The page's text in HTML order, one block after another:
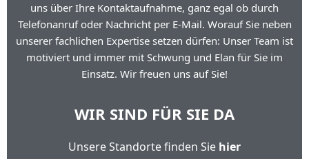
uns über Ihre Kontaktaufnahme, ganz egal ob durch
Telefonanruf oder Nachricht per E-Mail. Worauf Sie neben
unserer fachlichen Expertise setzen dürfen: Unser Team ist
motiviert und immer mit Schwung und Elan für Sie im
Einsatz. Wir freuen uns auf Sie!
WIR SIND FÜR SIE DA
Unsere Standorte finden Sie hier